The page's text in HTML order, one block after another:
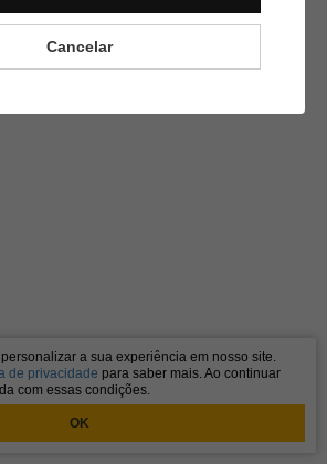
Cancelar
a sua experiência em nosso site.
de privacidade para saber mais. Ao continuar
com essas condições.
OK